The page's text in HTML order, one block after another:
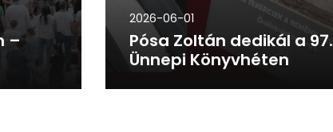
–
2026-06-01
Pósa Zoltán dedikál a 97.
Ünnepi Könyvhéten